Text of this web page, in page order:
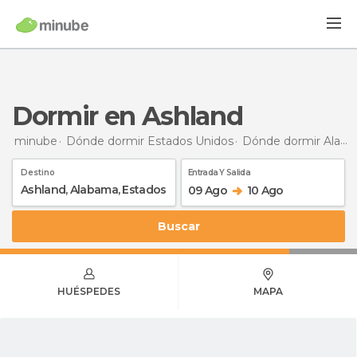
Dormir en Ashland
minube Dónde dormir Estados Unidos Dónde dormir Alabama
Destino Entrada Y Salida
09 Ago 10 Ago
Buscar
HUÉSPEDES MAPA